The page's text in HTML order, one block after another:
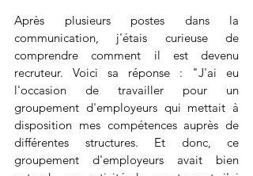
Après plusieurs postes dans la
communication, j'étais curieuse de
comprendre comment il est devenu
recruteur. Voici sa réponse : "J'ai eu
l'occasion de travailler pour un
groupement d'employeurs qui mettait à
disposition mes compétences auprès de
différentes structures. Et donc, ce
groupement d'employeurs avait bien